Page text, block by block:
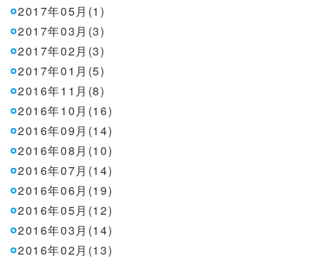
2017年05月(1)
2017年03月(3)
2017年02月(3)
2017年01月(5)
2016年11月(8)
2016年10月(16)
2016年09月(14)
2016年08月(10)
2016年07月(14)
2016年06月(19)
2016年05月(12)
2016年03月(14)
2016年02月(13)